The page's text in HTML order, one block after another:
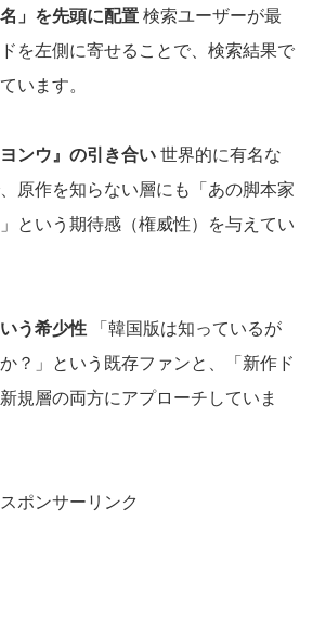
」を先頭に配置 検索ユーザーが最
を左側に寄せることで、検索結果で
います。
ンウ』の引き合い 世界的に有名な
原作を知らない層にも「あの脚本家
という期待感（権威性）を与えてい
う希少性 「韓国版は知っているが
？」という既存ファンと、「新作ド
規層の両方にアプローチしていま
スポンサーリンク